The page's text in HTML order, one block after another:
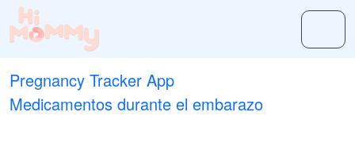
Pregnancy Tracker App
Medicamentos durante el embarazo